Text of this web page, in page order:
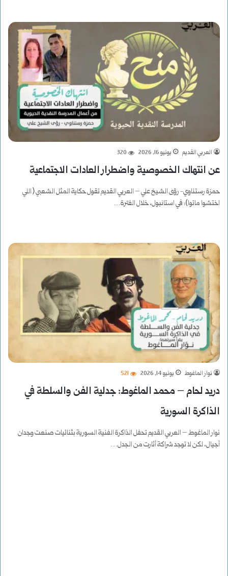
العربي القديم يونيو 16, 2026 320
عن انتهاك الخصوصية واضطرار العادات الاجتماعية
حمزة رستناوي- رؤى الشيخ علي – العربي القديم تقول حكاية المثل الشعبي ( اللي
اختشوا ماتوا): في استانبول، خلال الفترة…
نوار الماغوط يونيو 14, 2026 521
دريد لحام – محمد الماغوط: جدلية الفن والسلطة في
الذاكرة السورية
نوار الماغوط – العربي القديم ‎تحفل الذاكرة الفنية السورية بثنائيات صنعت وجدان
أجيال، لكن لا توجد شراكة أثارت من الجدل…